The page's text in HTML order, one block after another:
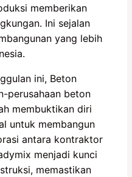
memberikan
Ini sejalan
yang lebih
ini, Beton
perusahaan beton
membuktikan diri
untuk membangun
antara kontraktor
menjadi kunci
memastikan